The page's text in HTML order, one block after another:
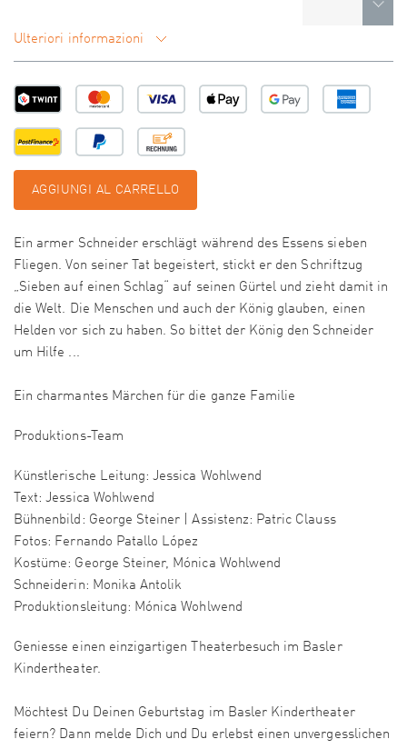
Ulteriori informazioni
AGGIUNGI AL CARRELLO
Ein armer Schneider erschlägt während des Essens sieben
Fliegen. Von seiner Tat begeistert, stickt er den Schriftzug
„Sieben auf einen Schlag“ auf seinen Gürtel und zieht damit in
die Welt. Die Menschen und auch der König glauben, einen
Helden vor sich zu haben. So bittet der König den Schneider
um Hilfe ...
Ein charmantes Märchen für die ganze Familie
Produktions-Team
Künstlerische Leitung: Jessica Wohlwend
Text: Jessica Wohlwend
Bühnenbild: George Steiner | Assistenz: Patric Clauss
Fotos: Fernando Patallo López
Kostüme: George Steiner, Mónica Wohlwend
Schneiderin: Monika Antolik
Produktionsleitung: Mónica Wohlwend
Geniesse einen einzigartigen Theaterbesuch im Basler
Kindertheater.
Möchtest Du Deinen Geburtstag im Basler Kindertheater
feiern? Dann melde Dich und Du erlebst einen unvergesslichen